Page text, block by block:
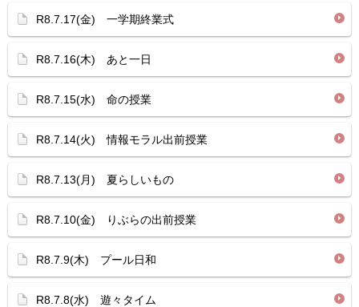
R8.7.17(金) 一学期終業式
R8.7.16(木) あと一日
R8.7.15(水) 命の授業
R8.7.14(火) 情報モラル出前授業
R8.7.13(月) 夏らしいもの
R8.7.10(金) りぶらの出前授業
R8.7.9(木) プール日和
R8.7.8(水) 遊々タイム